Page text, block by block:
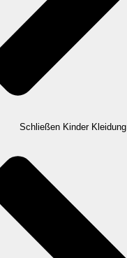
Schließen Kinder Kleidung